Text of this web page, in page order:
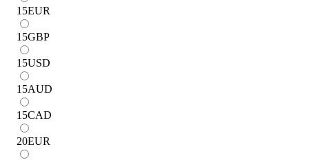
15EUR
15GBP
15USD
15AUD
15CAD
20EUR